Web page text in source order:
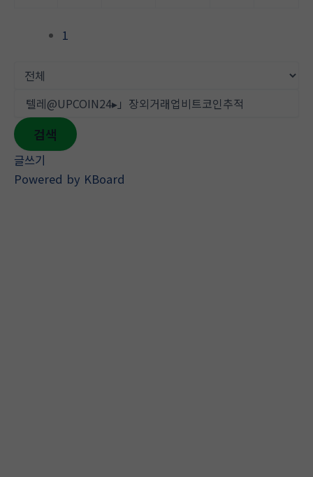
1
검색
글쓰기
Powered by KBoard